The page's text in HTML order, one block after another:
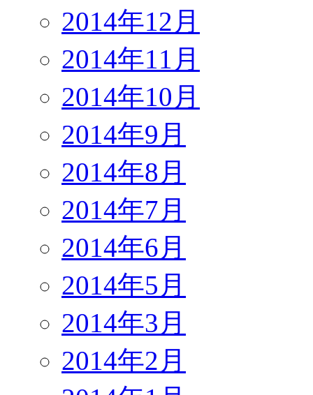
2014年12月
2014年11月
2014年10月
2014年9月
2014年8月
2014年7月
2014年6月
2014年5月
2014年3月
2014年2月